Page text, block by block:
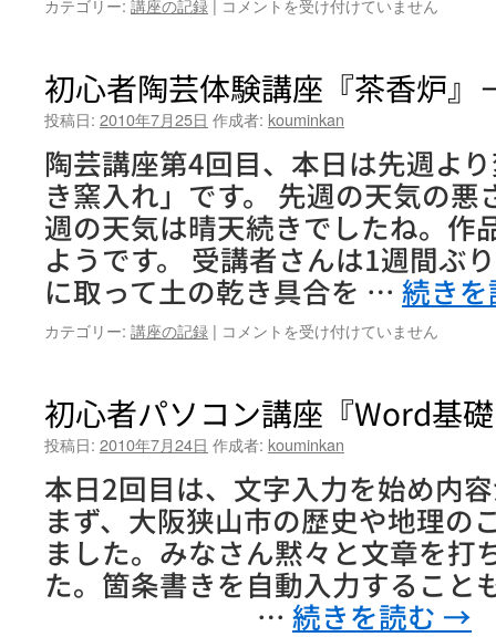
の
ラ
マ
ラ
ド
を
作
ろ
う！！」
－
は
カテゴリー: 講座の記録 |
学
習
会
－
ハ
ッ
ス
ル
体
験
太
極
は
コメントを受け付けていません
初心者陶芸体験講座『茶香炉』
投稿日: 2010年7月25日 作成者: kouminkan
陶芸講座第4回目、本日は先週よ
き窯入れ」です。 先週の天気の悪
週の天気は晴天続きでしたね。作
ようです。 受講者さんは1週間ぶ
に取って土の乾き具合を … 続き
カテゴリー: 講座の記録 | 初
芸
体
講
座
『茶
香
炉』
－
コメントを受け付けていません
初心者パソコン講座『Word基
投稿日: 2010年7月24日 作成者: kouminkan
本日2回目は、文字入力を始め内
まず、大阪狭山市の歴史や地理の
ました。みなさん黙々と文章を打
た。箇条書きを自動入力する
… 続きを読む →